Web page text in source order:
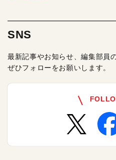
SNS
最新記事やお知らせ、編集部員
ぜひフォローをお願いします。